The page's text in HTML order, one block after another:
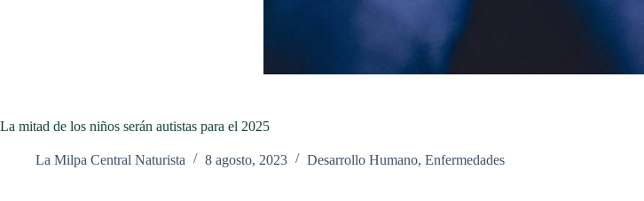
La mitad de los niños serán autistas para el 2025
La Milpa Central Naturista 8 agosto, 2023 Desarrollo Humano, Enfermedades